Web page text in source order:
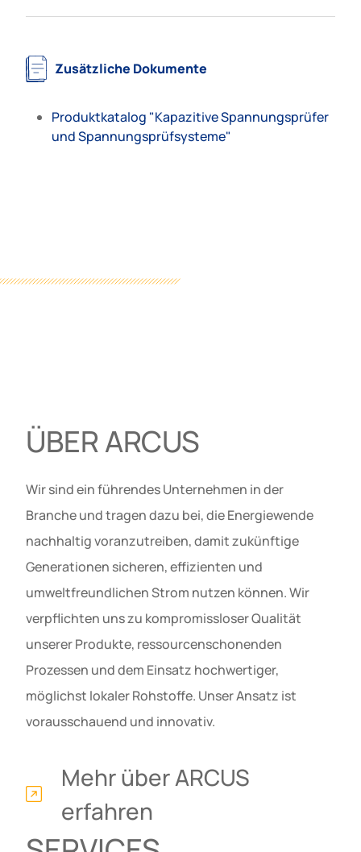
Zusätzliche Dokumente
Produktkatalog "Kapazitive Spannungsprüfer
und Spannungsprüfsysteme"
ÜBER ARCUS
Wir sind ein führendes Unternehmen in der
Branche und tragen dazu bei, die Energiewende
nachhaltig voranzutreiben, damit zukünftige
Generationen sicheren, effizienten und
umweltfreundlichen Strom nutzen können. Wir
verpflichten uns zu kompromissloser Qualität
unserer Produkte, ressourcenschonenden
Prozessen und dem Einsatz hochwertiger,
möglichst lokaler Rohstoffe. Unser Ansatz ist
vorausschauend und innovativ.
Mehr über ARCUS
erfahren